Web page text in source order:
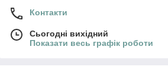
Контакти
Сьогодні вихідний
Показати весь графік роботи